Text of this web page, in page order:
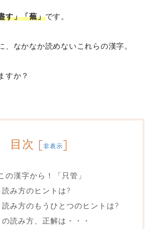
す」「蕪」です。
、なかなか読めないこれらの漢字。
すか？
目次 [非表示]
の漢字から！「只管」
読み方のヒントは?
読み方のもうひとつのヒントは?
の読み方、正解は・・・